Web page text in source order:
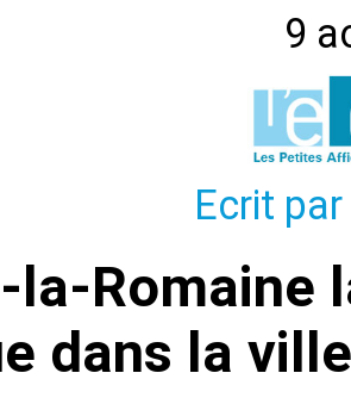
9
Ecrit
la-Romaine
dans la